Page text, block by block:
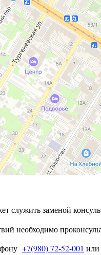
служить заменой
необходимо
+7(980) 72-52-001 или